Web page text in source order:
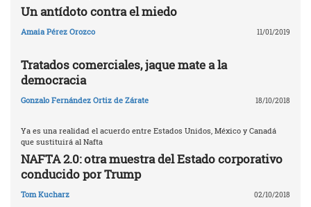
Un antídoto contra el miedo
Amaia Pérez Orozco 11/01/2019
Tratados comerciales, jaque mate a la
democracia
Gonzalo Fernández Ortiz de Zárate 18/10/2018
Ya es una realidad el acuerdo entre Estados Unidos, México y Canadá
que sustituirá al Nafta
NAFTA 2.0: otra muestra del Estado corporativo
conducido por Trump
Tom Kucharz 02/10/2018